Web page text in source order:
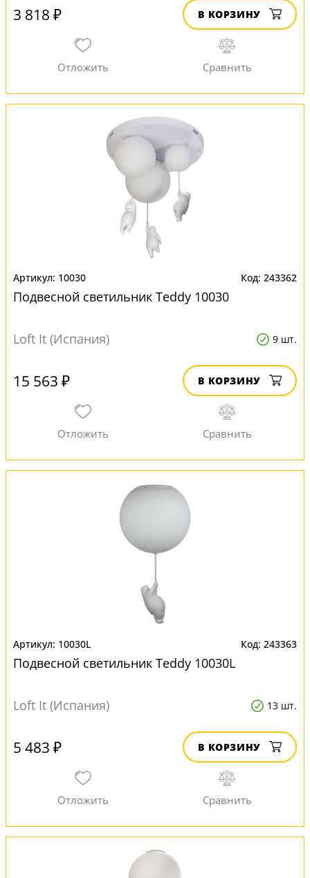
3 818 ₽ В КОРЗИНУ
10030 243362
Подвесной светильник Teddy 10030
Loft It (Испания) 9 шт.
15 563 ₽ В КОРЗИНУ
10030L 243363
Подвесной светильник Teddy 10030L
Loft It (Испания) 13 шт.
5 483 ₽ В КОРЗИНУ